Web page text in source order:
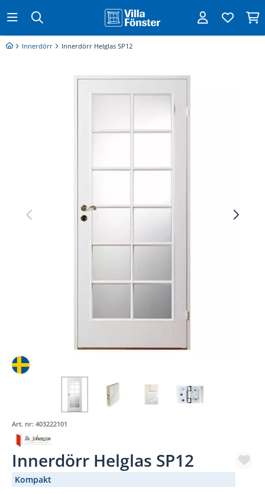
Innerdörr Innerdörr Helglas SP12
Art. nr: 403222101
Innerdörr Helglas SP12
Kompakt